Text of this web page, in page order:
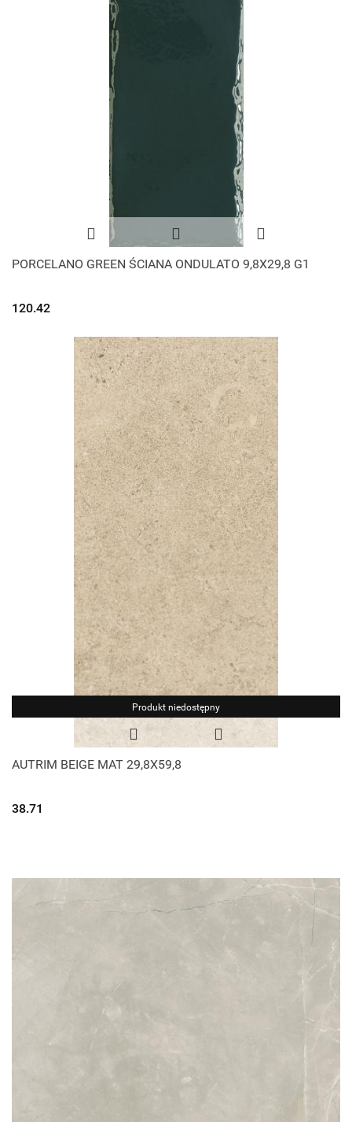
PORCELANO GREEN ŚCIANA ONDULATO 9,8X29,8 G1
120.42
Produkt niedostępny
AUTRIM BEIGE MAT 29,8X59,8
38.71